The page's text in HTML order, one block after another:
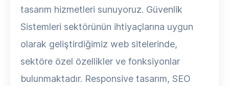
tasarım hizmetleri sunuyoruz. Güvenlik
Sistemleri sektörünün ihtiyaçlarına uygun
olarak geliştirdiğimiz web sitelerinde,
sektöre özel özellikler ve fonksiyonlar
bulunmaktadır. Responsive tasarım, SEO